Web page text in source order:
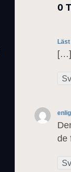
0
[…]
de